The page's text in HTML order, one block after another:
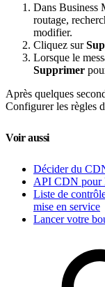
Dans Business
routage,
modifier.
Cliquez sur
Lorsque le
Supprimer
Après quelques
Configurer les règles
Voir aussi
Décider du
API CDN pour
Liste de
mise en service
Lancer votre